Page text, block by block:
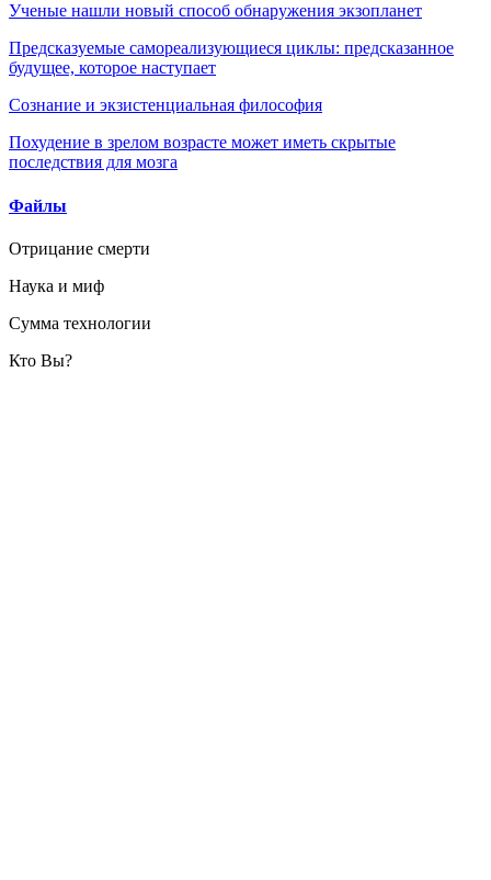
Ученые нашли новый способ обнаружения экзопланет
Предсказуемые самореализующиеся циклы: предсказанное
будущее, которое наступает
Сознание и экзистенциальная философия
Похудение в зрелом возрасте может иметь скрытые
последствия для мозга
Файлы
Отрицание смерти
Наука и миф
Сумма технологии
Кто Вы?